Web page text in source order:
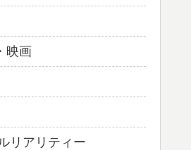
映画
リアリティー